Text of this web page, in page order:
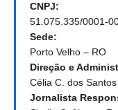
CNPJ:
51.075.335/0001-
Sede:
Porto Velho – RO
Direção e
Célia C. dos Santos
Jornalista